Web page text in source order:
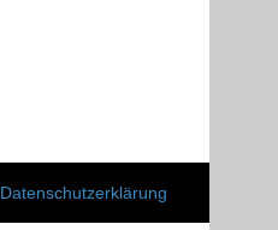
Datenschutzerklärung